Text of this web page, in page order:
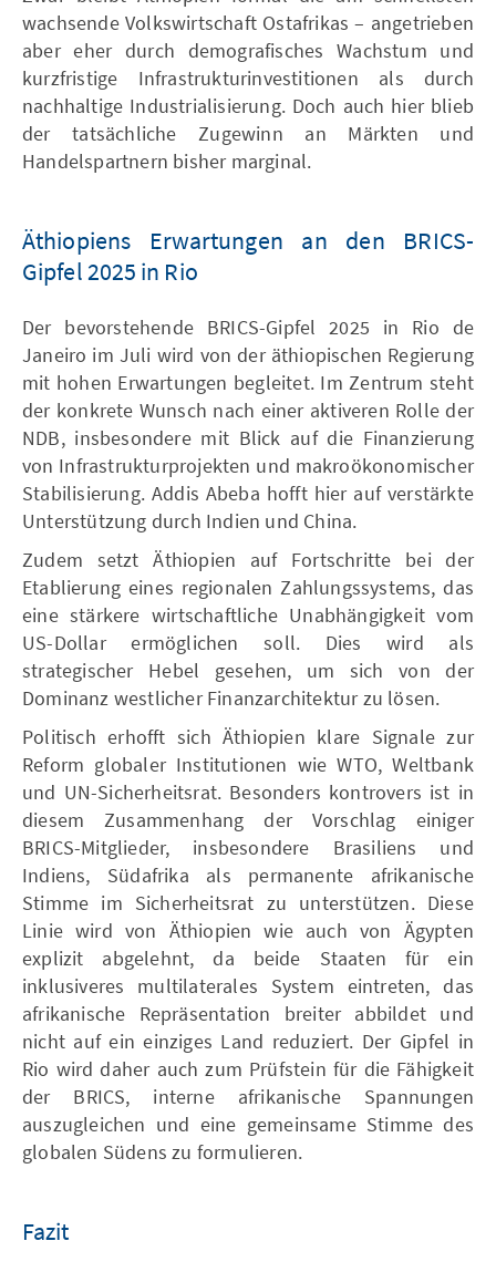
wachsende Volkswirtschaft Ostafrikas – angetrieben
aber eher durch demografisches Wachstum und
kurzfristige Infrastrukturinvestitionen als durch
nachhaltige Industrialisierung. Doch auch hier blieb
der tatsächliche Zugewinn an Märkten und
Handelspartnern bisher marginal.
Äthiopiens Erwartungen an den BRICS-
Gipfel 2025 in Rio
Der bevorstehende BRICS-Gipfel 2025 in Rio de
Janeiro im Juli wird von der äthiopischen Regierung
mit hohen Erwartungen begleitet. Im Zentrum steht
der konkrete Wunsch nach einer aktiveren Rolle der
NDB, insbesondere mit Blick auf die Finanzierung
von Infrastrukturprojekten und makroökonomischer
Stabilisierung. Addis Abeba hofft hier auf verstärkte
Unterstützung durch Indien und China.
Zudem setzt Äthiopien auf Fortschritte bei der
Etablierung eines regionalen Zahlungssystems, das
eine stärkere wirtschaftliche Unabhängigkeit vom
US-Dollar ermöglichen soll. Dies wird als
strategischer Hebel gesehen, um sich von der
Dominanz westlicher Finanzarchitektur zu lösen.
Politisch erhofft sich Äthiopien klare Signale zur
Reform globaler Institutionen wie WTO, Weltbank
und UN-Sicherheitsrat. Besonders kontrovers ist in
diesem Zusammenhang der Vorschlag einiger
BRICS-Mitglieder, insbesondere Brasiliens und
Indiens, Südafrika als permanente afrikanische
Stimme im Sicherheitsrat zu unterstützen. Diese
Linie wird von Äthiopien wie auch von Ägypten
explizit abgelehnt, da beide Staaten für ein
inklusiveres multilaterales System eintreten, das
afrikanische Repräsentation breiter abbildet und
nicht auf ein einziges Land reduziert. Der Gipfel in
Rio wird daher auch zum Prüfstein für die Fähigkeit
der BRICS, interne afrikanische Spannungen
auszugleichen und eine gemeinsame Stimme des
globalen Südens zu formulieren.
Fazit